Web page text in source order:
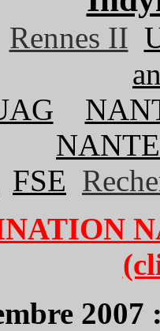
Rennes II
FSE
2007